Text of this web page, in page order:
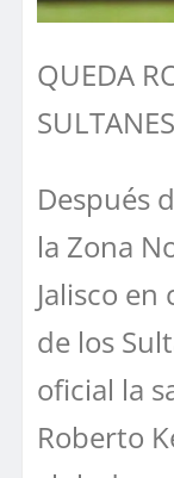
QUEDA
SULTANES
Después
la Zona
Jalisco
de los
oficial la
Roberto